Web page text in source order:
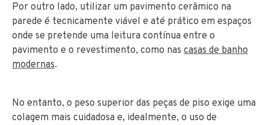
Por outro lado, utilizar um pavimento cerâmico na
parede é tecnicamente viável e até prático em espaços
onde se pretende uma leitura contínua entre o
pavimento e o revestimento, como nas casas de banho
modernas.
No entanto, o peso superior das peças de piso exige uma
colagem mais cuidadosa e, idealmente, o uso de